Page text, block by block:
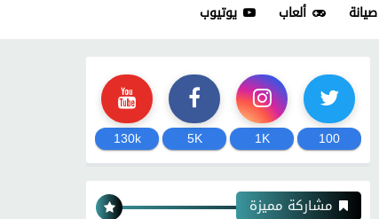
صيانة ألعاب يوتيوب
100
1K
5K
130k
مشاركة مميزة